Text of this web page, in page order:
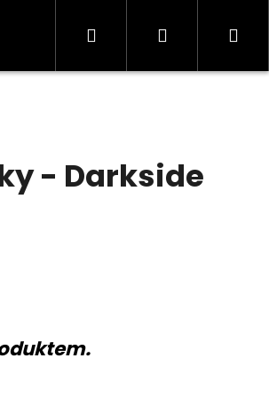
Kontakty Informace
Hledat Přihlášení
- Darkside